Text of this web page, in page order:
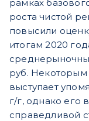
рамках
роста чистой
повысили
итогам 2020
руб.
выступает
г/г, однако его
справедливой